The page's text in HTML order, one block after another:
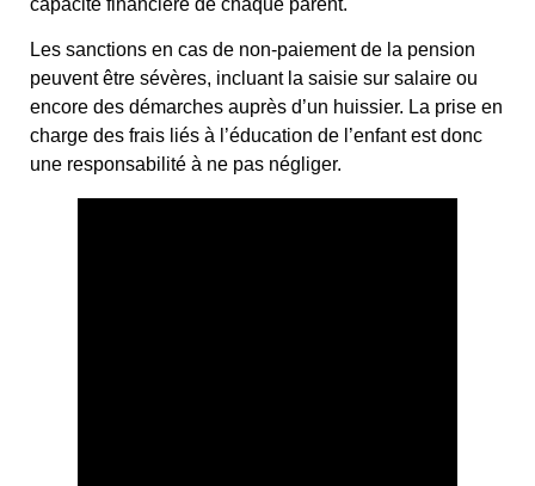
Les sanctions en cas de non-paiement de la pension
peuvent être sévères, incluant la saisie sur salaire ou
encore des démarches auprès d’un huissier. La prise en
charge des frais liés à l’éducation de l’enfant est donc
une responsabilité à ne pas négliger.